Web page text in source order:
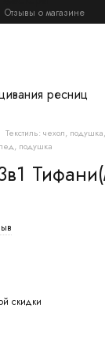
Отзывы о магазине
ресниц
Текстиль: чехол,
подушка
скидки